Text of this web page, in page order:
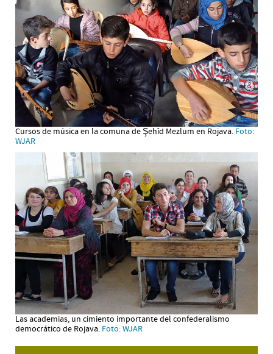
Cursos de música en la comuna de Şehîd Mezlum en Rojava. Foto:
WJAR
Las academias, un cimiento importante del confederalismo
democrático de Rojava. Foto: WJAR